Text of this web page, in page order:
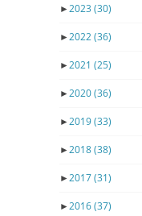
►2023 (30)
►2022(36)
►2021 (25)
►2020(36)
►2019(33)
►2018(38)
►2017(31)
►2016(37)